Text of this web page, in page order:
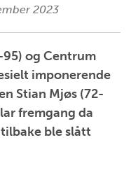
2023
og Centrum
imponerende
Stian Mjøs (72-
fremgang da
ble slått